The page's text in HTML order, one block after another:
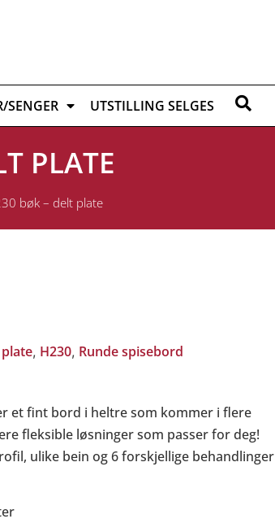
SENGER UTSTILLING SELGES
PLATE
bøk – delt plate
, H230, Runde spisebord
et fint bord i heltre som kommer i flere
fleksible løsninger som passer for deg!
ulike bein og 6 forskjellige behandlinger